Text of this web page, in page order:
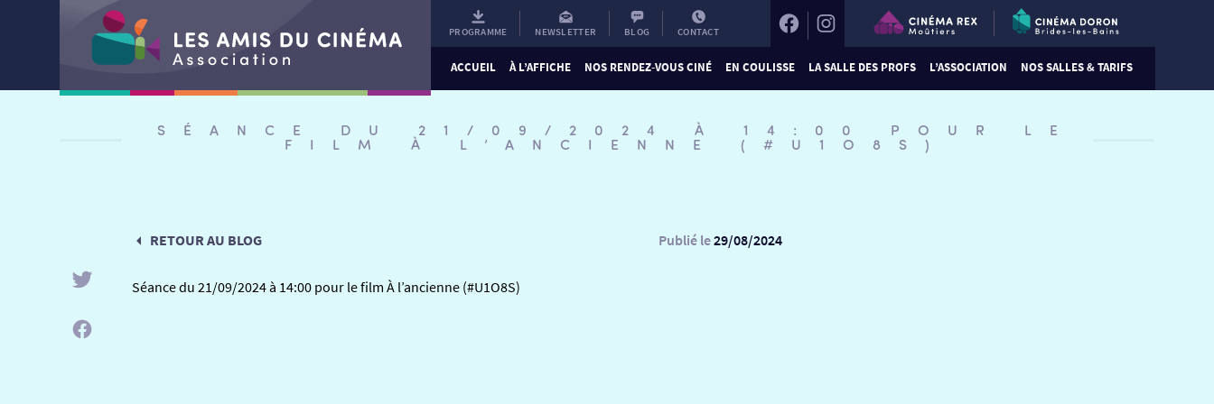
PROGRAMME NEWSLETTER BLOG CONTACT
ACCUEIL À L’AFFICHE NOS RENDEZ-VOUS CINÉ EN COULISSE LA SALLE DES PROFS L’ASSOCIATION NOS SALLES & TARIFS
SÉANCE DU 21/09/2024 À 14:00 POUR LE
FILM À L’ANCIENNE (#U1O8S)
RETOUR AU BLOG Publié le29/08/2024
Séance du 21/09/2024 à 14:00 pour le film À l’ancienne (#U1O8S)